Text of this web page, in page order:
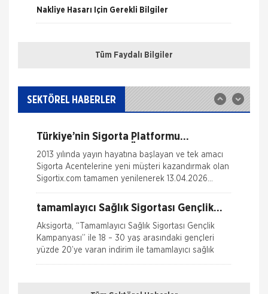
Nakliye Hasarı İçin Gerekli Bilgiler
Yangın Hasarı ile ilgili Bilgiler
Kasko Hasar Dosyasında İstenilen Bilgiler
Kaza Tespit Tutanağı
Nakliye Hasarı İçin Gerekli Bilgiler
Tüm Faydalı Bilgiler
SEKTÖREL HABERLER
Sigorta şirketleri ile sigortalılar arasındaki
uyuşmazlıkları çözen Sigorta Tahkim Komisyonu,
ile yayına başlamıştır. Müşterileri Sigorta Acentelerini
Türkiye’nin Sigorta Platformu
Sigortix.com 2000 Üye Sigorta
Acentesi ile Yenilendi
2013 yılında yayın hayatına başlayan ve tek amacı
Sigorta Acentelerine yeni müşteri kazandırmak olan
Sigortix.com tamamen yenilenerek 13.04.2026
tarihinde yüksek teknolojik altyapıs
tamamlayıcı Sağlık Sigortası Gençlik
Kampanyası
Aksigorta, “Tamamlayıcı Sağlık Sigortası Gençlik
Kampanyası” ile 18 – 30 yaş arasındaki gençleri
yüzde 20’ye varan indirim ile tamamlayıcı sağlık
zenginmisiniz